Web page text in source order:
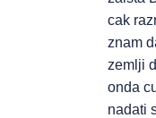
cak
znam
zemlji
onda
nadati